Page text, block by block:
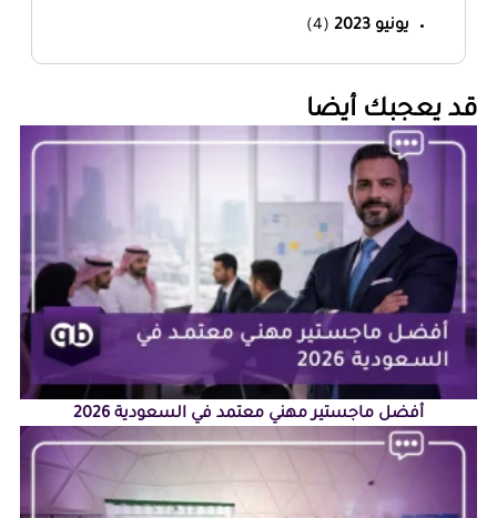
يونيو 2023 (4)
‏قد يعجبك أيضا‏
أفضل ماجستير مهني معتمد في السعودية 2026